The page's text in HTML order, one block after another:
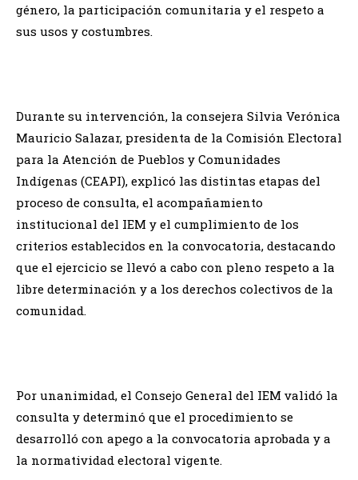
género, la participación comunitaria y el respeto a
sus usos y costumbres.
Durante su intervención, la consejera Silvia Verónica
Mauricio Salazar, presidenta de la Comisión Electoral
para la Atención de Pueblos y Comunidades
Indígenas (CEAPI), explicó las distintas etapas del
proceso de consulta, el acompañamiento
institucional del IEM y el cumplimiento de los
criterios establecidos en la convocatoria, destacando
que el ejercicio se llevó a cabo con pleno respeto a la
libre determinación y a los derechos colectivos de la
comunidad.
Por unanimidad, el Consejo General del IEM validó la
consulta y determinó que el procedimiento se
desarrolló con apego a la convocatoria aprobada y a
la normatividad electoral vigente.